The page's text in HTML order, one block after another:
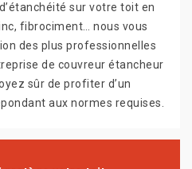
sur votre toit en
fibrociment… nous vous
des plus professionnelles
de couvreur étancheur
sûr de profiter d’un
aux normes requises.